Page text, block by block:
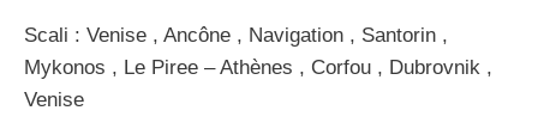
Scali : Venise , Ancône , Navigation , Santorin ,
Mykonos , Le Piree – Athènes , Corfou , Dubrovnik ,
Venise